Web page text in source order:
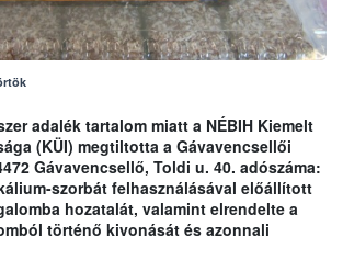
adalék tartalom miatt a NÉBIH Kiemelt
(KÜI) megtiltotta a Gávavencsellői
Gávavencsellő, Toldi u. 40. adószáma:
szorbát felhasználásával előállított
hozatalát, valamint elrendelte a
történő kivonását és azonnali